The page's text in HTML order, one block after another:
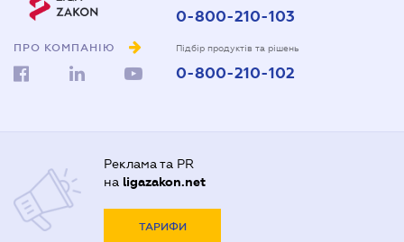
ПРО КОМПАНІЮ
0-800-210-103
Підбір продуктів та рішень
0-800-210-102
Реклама та PR
на ligazakon.net
ТАРИФИ